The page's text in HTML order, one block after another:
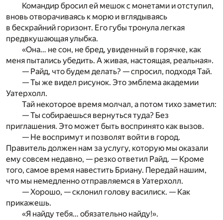
Командир бросил ей мешок с монетами и отступил,
вновь отворачиваясь к морю и вглядываясь
в бескрайний горизонт. Его губы тронула легкая
предвкушающая улыбка.
«Она… не сон, не бред, увиденный в горячке, как
меня пытались убедить. А живая, настоящая, реальная».
— Райд, что будем делать? — спросил, подходя Тай.
— Ты же видел рисунок. Это эмблема академии
Уатерхолл.
Тай некоторое время молчал, а потом тихо заметил:
— Ты собираешься вернуться туда? Без
приглашения. Это может быть воспринято как вызов.
— Не воспримут и позволят войти в город.
Правитель должен нам за услугу, которую мы оказали
ему совсем недавно, — резко ответил Райд. — Кроме
того, самое время навестить Бриану. Передай нашим,
что мы немедленно отправляемся в Уатерхолл.
— Хорошо, — склонил голову василиск. — Как
прикажешь.
«Я найду тебя… обязательно найду!».